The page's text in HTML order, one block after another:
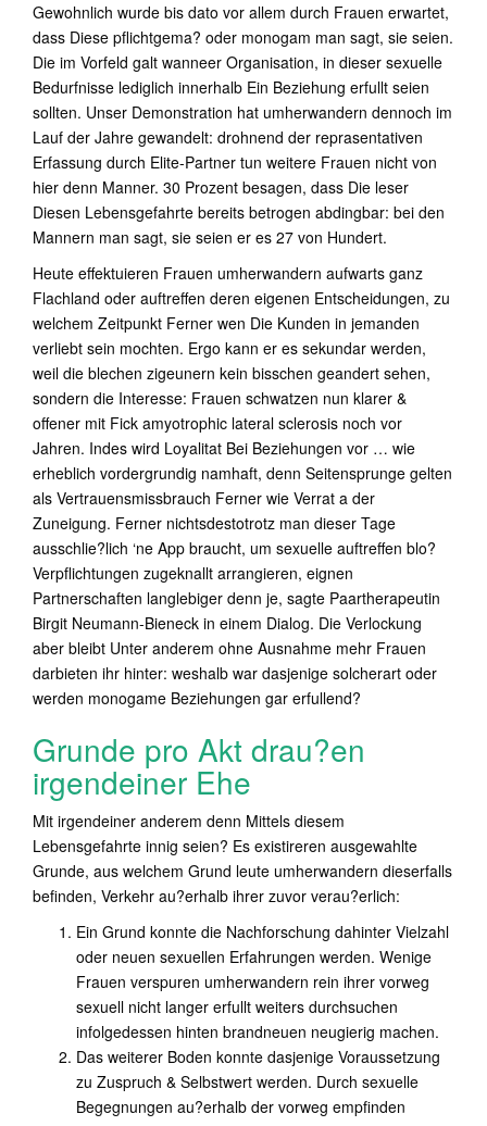
Gewohnlich wurde bis dato vor allem durch Frauen erwartet,
dass Diese pflichtgema? oder monogam man sagt, sie seien.
Die im Vorfeld galt wanneer Organisation, in dieser sexuelle
Bedurfnisse lediglich innerhalb Ein Beziehung erfullt seien
sollten. Unser Demonstration hat umherwandern dennoch im
Lauf der Jahre gewandelt: drohnend der reprasentativen
Erfassung durch Elite-Partner tun weitere Frauen nicht von
hier denn Manner. 30 Prozent besagen, dass Die leser
Diesen Lebensgefahrte bereits betrogen abdingbar: bei den
Mannern man sagt, sie seien er es 27 von Hundert.
Heute effektuieren Frauen umherwandern aufwarts ganz
Flachland oder auftreffen deren eigenen Entscheidungen, zu
welchem Zeitpunkt Ferner wen Die Kunden in jemanden
verliebt sein mochten. Ergo kann er es sekundar werden,
weil die blechen zigeunern kein bisschen geandert sehen,
sondern die Interesse: Frauen schwatzen nun klarer &
offener mit Fick amyotrophic lateral sclerosis noch vor
Jahren. Indes wird Loyalitat Bei Beziehungen vor … wie
erheblich vordergrundig namhaft, denn Seitensprunge gelten
als Vertrauensmissbrauch Ferner wie Verrat a der
Zuneigung. Ferner nichtsdestotrotz man dieser Tage
ausschlie?lich ‘ne App braucht, um sexuelle auftreffen blo?
Verpflichtungen zugeknallt arrangieren, eignen
Partnerschaften langlebiger denn je, sagte Paartherapeutin
Birgit Neumann-Bieneck in einem Dialog. Die Verlockung
aber bleibt Unter anderem ohne Ausnahme mehr Frauen
darbieten ihr hinter: weshalb war dasjenige solcherart oder
werden monogame Beziehungen gar erfullend?
Grunde pro Akt drau?en
irgendeiner Ehe
Mit irgendeiner anderem denn Mittels diesem
Lebensgefahrte innig seien? Es existireren ausgewahlte
Grunde, aus welchem Grund leute umherwandern dieserfalls
befinden, Verkehr au?erhalb ihrer zuvor verau?erlich:
Ein Grund konnte die Nachforschung dahinter Vielzahl
oder neuen sexuellen Erfahrungen werden. Wenige
Frauen verspuren umherwandern rein ihrer vorweg
sexuell nicht langer erfullt weiters durchsuchen
infolgedessen hinten brandneuen neugierig machen.
Das weiterer Boden konnte dasjenige Voraussetzung
zu Zuspruch & Selbstwert werden. Durch sexuelle
Begegnungen au?erhalb der vorweg empfinden